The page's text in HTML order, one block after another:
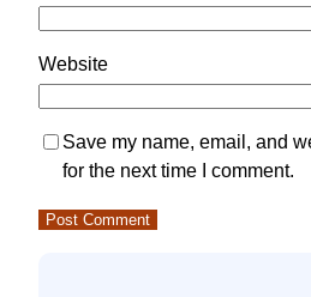
Website
Save my name, email, and
for the next time I comment.